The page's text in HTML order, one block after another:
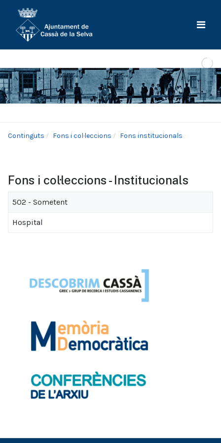
Continguts Fons i col·leccions Fons institucionals
Fons i col·leccions - Institucionals
502 - Sometent
Hospital